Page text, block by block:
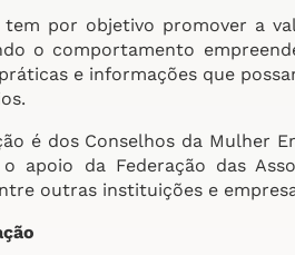
tem por objetivo promover a
o comportamento
e informações que
é dos Conselhos da Mulher
apoio da Federação das
outras instituições e